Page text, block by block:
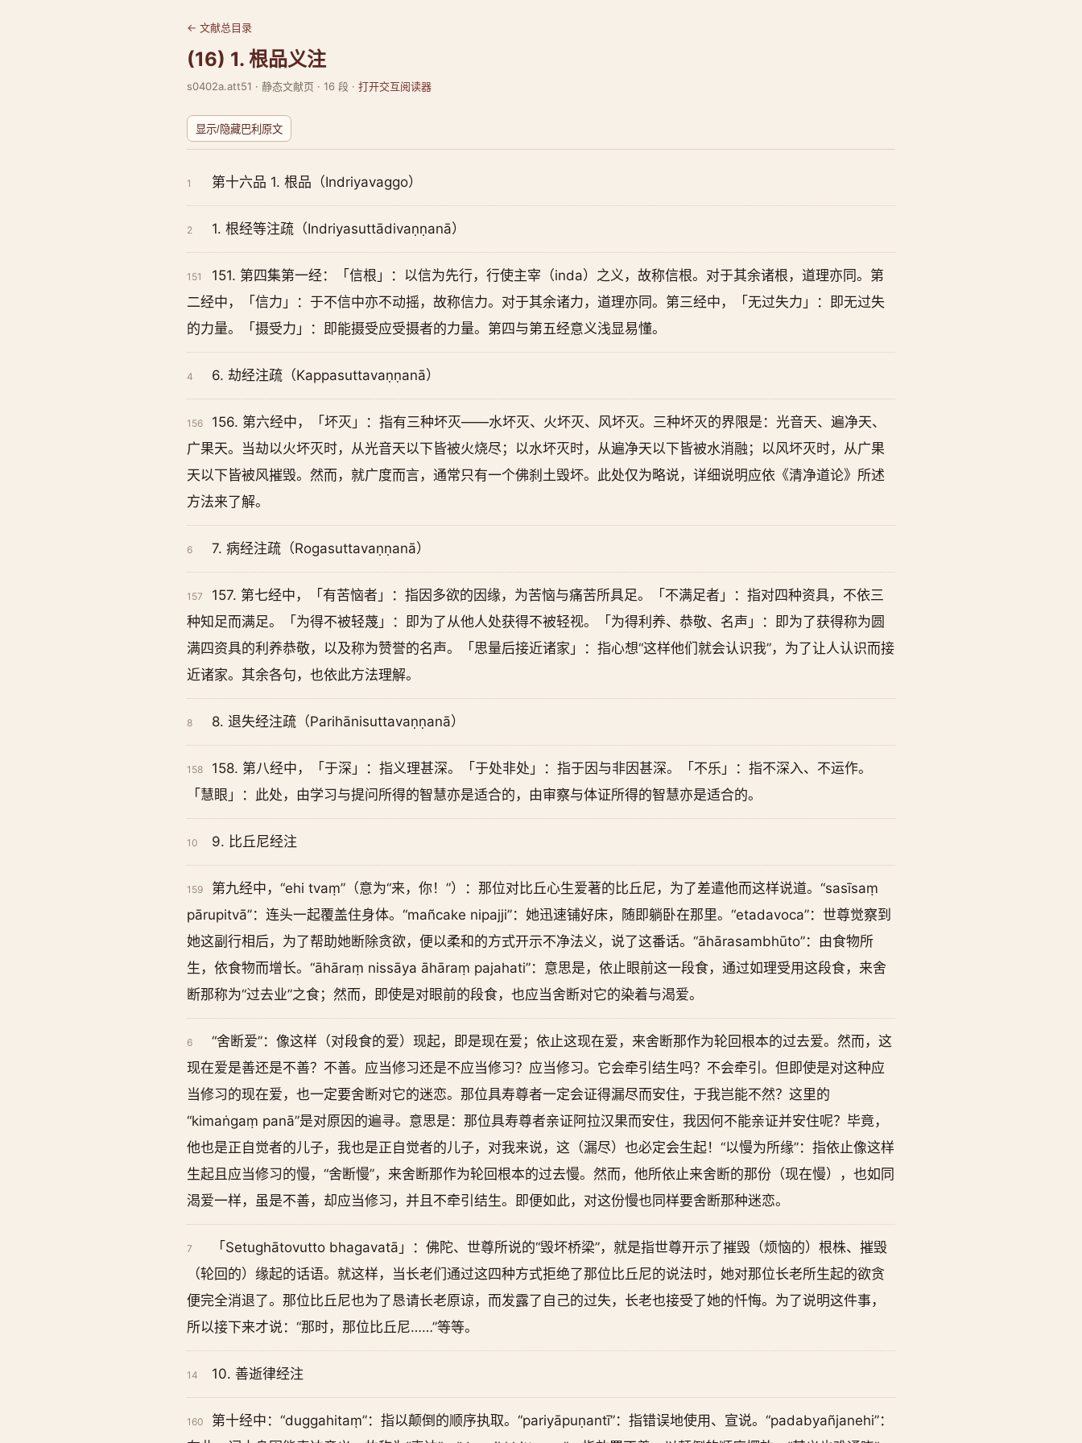
← 文献总目录
(16) 1. 根品义注
s0402a.att51 · 静态文献页 · 16 段 · 打开交互阅读器
显示/隐藏巴利原文
1 第十六品 1. 根品（Indriyavaggo）
2 1. 根经等注疏（Indriyasuttādivaṇṇanā）
151
151. 第四集第一经：「信根」：以信为先行，行使主宰（inda）之义，故称信根。对于其余诸根，道理亦同。第
二经中，「信力」：于不信中亦不动摇，故称信力。对于其余诸力，道理亦同。第三经中，「无过失力」：即无过失
的力量。「摄受力」：即能摄受应受摄者的力量。第四与第五经意义浅显易懂。
4 6. 劫经注疏（Kappasuttavaṇṇanā）
156
156. 第六经中，「坏灭」：指有三种坏灭——水坏灭、火坏灭、风坏灭。三种坏灭的界限是：光音天、遍净天、
广果天。当劫以火坏灭时，从光音天以下皆被火烧尽；以水坏灭时，从遍净天以下皆被水消融；以风坏灭时，从广果
天以下皆被风摧毁。然而，就广度而言，通常只有一个佛刹土毁坏。此处仅为略说，详细说明应依《清净道论》所述
方法来了解。
6 7. 病经注疏（Rogasuttavaṇṇanā）
157
157. 第七经中，「有苦恼者」：指因多欲的因缘，为苦恼与痛苦所具足。「不满足者」：指对四种资具，不依三
种知足而满足。「为得不被轻蔑」：即为了从他人处获得不被轻视。「为得利养、恭敬、名声」：即为了获得称为圆
满四资具的利养恭敬，以及称为赞誉的名声。「思量后接近诸家」：指心想“这样他们就会认识我”，为了让人认识而接
近诸家。其余各句，也依此方法理解。
8 8. 退失经注疏（Parihānisuttavaṇṇanā）
158
158. 第八经中，「于深」：指义理甚深。「于处非处」：指于因与非因甚深。「不乐」：指不深入、不运作。
「慧眼」：此处，由学习与提问所得的智慧亦是适合的，由审察与体证所得的智慧亦是适合的。
10 9. 比丘尼经注
159
第九经中，“ehi tvaṃ”（意为“来，你！”）：那位对比丘心生爱著的比丘尼，为了差遣他而这样说道。“sasīsaṃ
pārupitvā”：连头一起覆盖住身体。“mañcake nipajji”：她迅速铺好床，随即躺卧在那里。“etadavoca”：世尊觉察到
她这副行相后，为了帮助她断除贪欲，便以柔和的方式开示不净法义，说了这番话。“āhārasambhūto”：由食物所
生，依食物而增长。“āhāraṃ nissāya āhāraṃ pajahati”：意思是，依止眼前这一段食，通过如理受用这段食，来舍
断那称为“过去业”之食；然而，即使是对眼前的段食，也应当舍断对它的染着与渴爱。
6
“舍断爱”：像这样（对段食的爱）现起，即是现在爱；依止这现在爱，来舍断那作为轮回根本的过去爱。然而，这
现在爱是善还是不善？不善。应当修习还是不应当修习？应当修习。它会牵引结生吗？不会牵引。但即使是对这种应
当修习的现在爱，也一定要舍断对它的迷恋。那位具寿尊者一定会证得漏尽而安住，于我岂能不然？这里的
“kimaṅgaṃ panā”是对原因的遍寻。意思是：那位具寿尊者亲证阿拉汉果而安住，我因何不能亲证并安住呢？毕竟，
他也是正自觉者的儿子，我也是正自觉者的儿子，对我来说，这（漏尽）也必定会生起！“以慢为所缘”：指依止像这样
生起且应当修习的慢，“舍断慢”，来舍断那作为轮回根本的过去慢。然而，他所依止来舍断的那份（现在慢），也如同
渴爱一样，虽是不善，却应当修习，并且不牵引结生。即便如此，对这份慢也同样要舍断那种迷恋。
7
「Setughātovutto bhagavatā」：佛陀、世尊所说的“毁坏桥梁”，就是指世尊开示了摧毁（烦恼的）根株、摧毁
（轮回的）缘起的话语。就这样，当长老们通过这四种方式拒绝了那位比丘尼的说法时，她对那位长老所生起的欲贪
便完全消退了。那位比丘尼也为了恳请长老原谅，而发露了自己的过失，长老也接受了她的忏悔。为了说明这件事，
所以接下来才说：“那时，那位比丘尼……”等等。
14 10. 善逝律经注
160
第十经中：“duggahitaṃ”：指以颠倒的顺序执取。“pariyāpuṇantī”：指错误地使用、宣说。“padabyañjanehi”：